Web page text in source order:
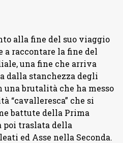
alla fine del suo viaggio
a raccontare la fine del
una fine che arriva
dalla stanchezza degli
brutalità che ha messo
“cavalleresca” che si
battute della Prima
poi traslata della
ed Asse nella Seconda.